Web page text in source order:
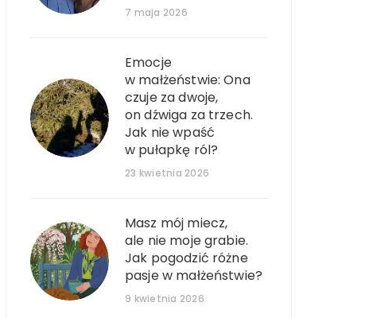
7 maja 2026
Emocje
w małżeństwie: Ona
czuje za dwoje,
on dźwiga za trzech.
Jak nie wpaść
w pułapkę ról?
23 kwietnia 2026
Masz mój miecz,
ale nie moje grabie.
Jak pogodzić różne
pasje w małżeństwie?
9 kwietnia 2026